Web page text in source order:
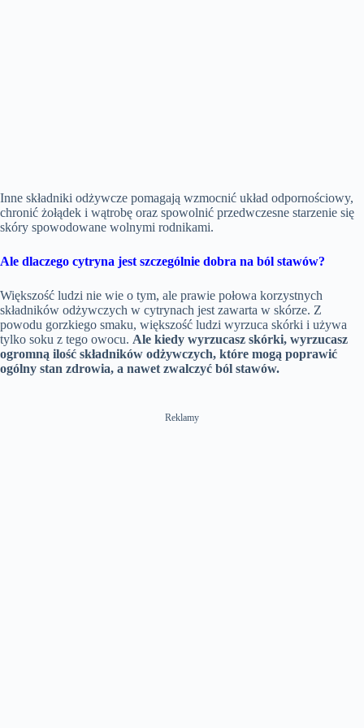
Inne składniki odżywcze pomagają wzmocnić układ odpornościowy,
chronić żołądek i wątrobę oraz spowolnić przedwczesne starzenie się
skóry spowodowane wolnymi rodnikami.
Ale dlaczego cytryna jest szczególnie dobra na ból stawów?
Większość ludzi nie wie o tym, ale prawie połowa korzystnych
składników odżywczych w cytrynach jest zawarta w skórze. Z
powodu gorzkiego smaku, większość ludzi wyrzuca skórki i używa
tylko soku z tego owocu. Ale kiedy wyrzucasz skórki, wyrzucasz
ogromną ilość składników odżywczych, które mogą poprawić
ogólny stan zdrowia, a nawet zwalczyć ból stawów.
Reklamy